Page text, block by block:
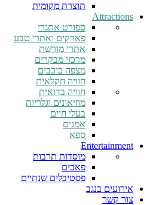
תוצרת מקומית
Attractions
ספורט אתגרי
פארקים ואתרי טבע
אתרי מורשת
מרכזי מבקרים
מצפה כוכבים
חוויה חקלאית
חוויה בדואית
מוזיאונים וגלריות
בעלי חיים
אמנים
ספא
Entertainment
מוסדות תרבות
פאבים
פסטיבלים שנתיים
אירועים בנגב
צור קשר